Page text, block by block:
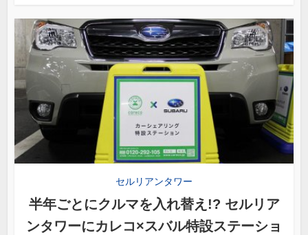
セルリアンタワー
半年ごとにクルマを入れ替え!? セルリア
ンタワーにカレコ×スバル特設ステーショ